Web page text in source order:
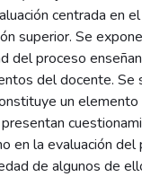
centrada en
superior. Se
del proceso
del docente. Se
un
en la evaluación
de algunos de